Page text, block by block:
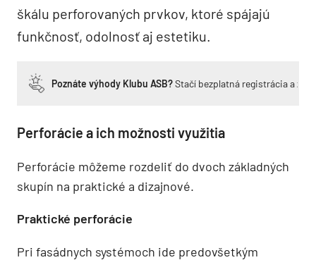
škálu perforovaných prvkov, ktoré spájajú
funkčnosť, odolnosť aj estetiku.
Poznáte výhody Klubu ASB?Stačí bezplatná registrácia a
Perforácie a ich možnosti využitia
Perforácie môžeme rozdeliť do dvoch základných
skupín na praktické a dizajnové.
Praktické perforácie
Pri fasádnych systémoch ide predovšetkým